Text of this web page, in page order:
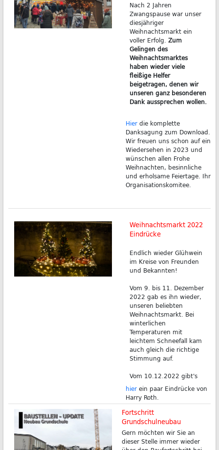
Nach 2 Jahren
Zwangspause war unser
diesjähriger
Weihnachtsmarkt ein
voller Erfolg. Zum
Gelingen des
Weihnachtsmarktes
haben wieder viele
fleißige Helfer
beigetragen, denen wir
unseren ganz besonderen
Dank aussprechen wollen.
Hier die komplette
Danksagung zum Download.
Wir freuen uns schon auf ein
Wiedersehen in 2023 und
wünschen allen Frohe
Weihnachten, besinnliche
und erholsame Feiertage. Ihr
Organisationskomitee.
Weihnachtsmarkt 2022
Eindrücke
Endlich wieder Glühwein
im Kreise von Freunden
und Bekannten!
Vom 9. bis 11. Dezember
2022 gab es ihn wieder,
unseren beliebten
Weihnachtsmarkt. Bei
winterlichen
Temperaturen mit
leichtem Schneefall kam
auch gleich die richtige
Stimmung auf.
Vom 10.12.2022 gibt's
hier ein paar Eindrücke von
Harry Roth.
Fortschritt
Grundschulneubau
Gern möchten wir Sie an
dieser Stelle immer wieder